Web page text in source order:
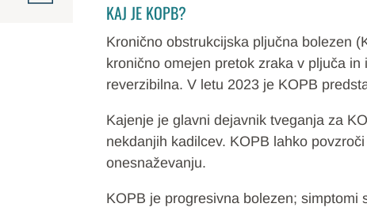
KAJ JE KOPB?
Kronično obstrukcijska pljučna bolezen
kronično omejen pretok zraka v pljuča
reverzibilna. V letu 2023 je KOPB
Kajenje je glavni dejavnik tveganja za
nekdanjih kadilcev. KOPB lahko
onesnaževanju.
KOPB je progresivna bolezen;